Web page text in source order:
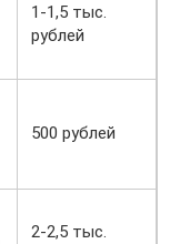
1-1,5 тыс.
рублей
500 рублей
2-2,5 тыс.